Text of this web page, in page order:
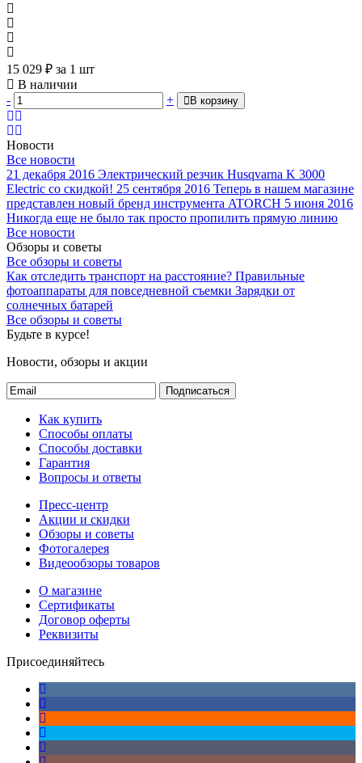
15 029 ₽ за 1 шт
В наличии
-
+ В корзину
Новости
Все новости
21 декабря 2016 Электрический резчик Husqvarna K 3000
Electric со скидкой! 25 сентября 2016 Теперь в нашем магазине
представлен новый бренд инструмента ATORCH 5 июня 2016
Никогда еще не было так просто пропилить прямую линию
Все новости
Обзоры и советы
Все обзоры и советы
Как отследить транспорт на расстояние? Правильные
фотоаппараты для повседневной съемки Зарядки от
солнечных батарей
Все обзоры и советы
Будьте в курсе!
Новости, обзоры и акции
Подписаться
Как купить
Способы оплаты
Способы доставки
Гарантия
Вопросы и ответы
Пресс-центр
Акции и скидки
Обзоры и советы
Фотогалерея
Видеообзоры товаров
О магазине
Сертификаты
Договор оферты
Реквизиты
Присоединяйтесь